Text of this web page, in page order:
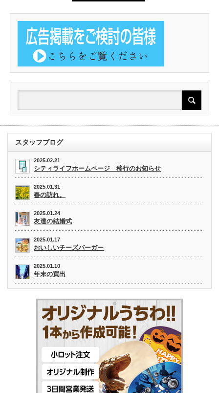
スタッフブログ
2025.02.21
シティライフホームページ 移行のお知らせ
2025.01.31
春の訪れ。
2025.01.24
友達の結婚式
2025.01.17
おいしいチーズバーガー
2025.01.10
年末の買出